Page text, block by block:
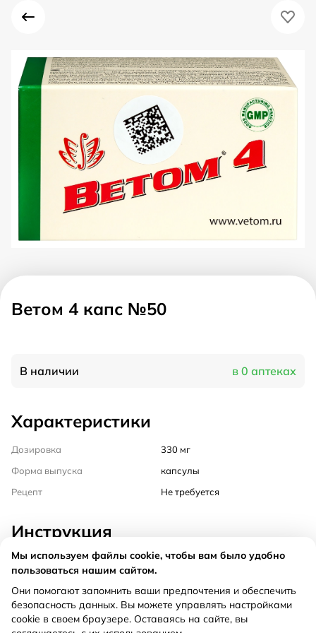
Ветом 4 капс №50
В наличии в 0 аптеках
Характеристики
Дозировка
330 мг
Форма выпуска
капсулы
Рецепт
Не требуется
Инструкция
Состав
Способ применения
Мы используем файлы cookie, чтобы вам было удобно
пользоваться нашим сайтом.
Они помогают запомнить ваши предпочтения и обеспечить
безопасность данных. Вы можете управлять настройками
cookie в своем браузере. Оставаясь на сайте, вы